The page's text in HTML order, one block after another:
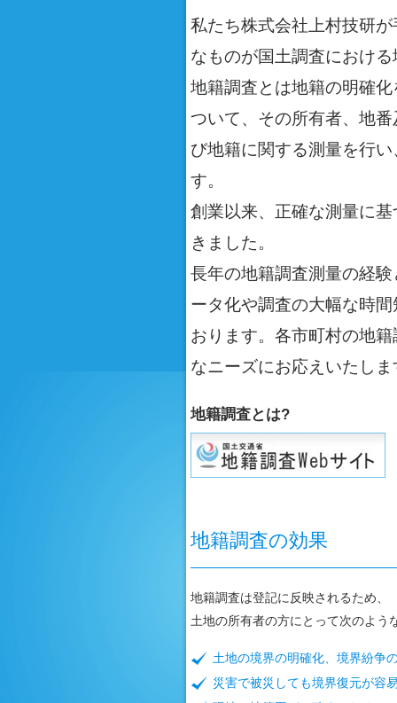
私たち株式会社上村技研
なものが国土調査におけ
地籍調査とは地籍の明確
ついて、その所有者、地
び地籍に関する測量を行
す。
創業以来、正確な測量に
きました。
長年の地籍調査測量の経
ータ化や調査の大幅な時
おります。各市町村の地
なニーズにお応えいたしま
地籍調査とは?
地籍調査の効果
地籍調査は登記に反映されるため、
土地の所有者の方にとって次のよう
土地の境界の明確化、境界紛争
災害で被災しても境界復元が容